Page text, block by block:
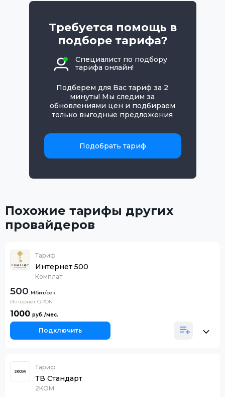
Требуется помощь в
подборе тарифа?
Специалист по подбору
тарифа онлайн!
Подберем для Вас тариф за 2
минуты! Мы следим за
обновлениями цен и подбираем
только выгодные предложения
Подобрать тариф
Похожие тарифы других
провайдеров
Тариф
Интернет 500
Комплат
500
Интернет GPON
1000
Подключить
Тариф
ТВ Стандарт
2КОМ